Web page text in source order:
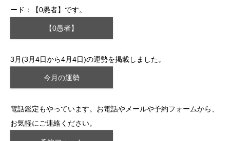
ード：【0愚者】です。
【0愚者】
3月(3月4日から4月4日)の運勢を掲載しました。
今月の運勢
電話鑑定もやっています。お電話やメールや予約フォームから、
お気軽にご連絡ください。